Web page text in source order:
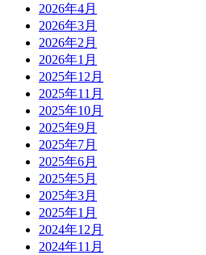
2026年4月
2026年3月
2026年2月
2026年1月
2025年12月
2025年11月
2025年10月
2025年9月
2025年7月
2025年6月
2025年5月
2025年3月
2025年1月
2024年12月
2024年11月